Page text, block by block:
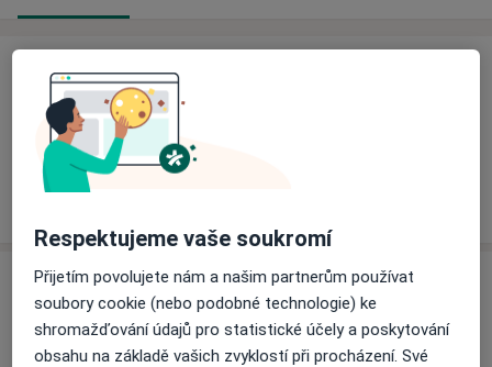
Ceník
Informace o službách a cenách nejsou k dispozici
Tento specialista ještě nepřidával žádné informace o
svých službách.
Adresa
Praktický lékař pro děti a dorost
U nemocnice 148, Domažlice 34401
Respektujeme vaše soukromí
Přijetím povolujete nám a našim partnerům používat
soubory cookie (nebo podobné technologie) ke
shromažďování údajů pro statistické účely a poskytování
obsahu na základě vašich zvyklostí při procházení. Své